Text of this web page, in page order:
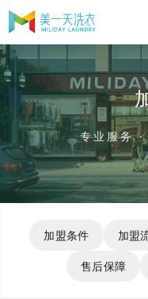
专业服务
加盟条件 加盟
售后保障